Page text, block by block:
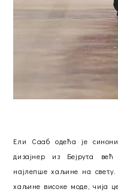
Ели Сааб одећа је
дизајнер из Бејрута
најлепше хаљине на
хаљине високе моде, чија